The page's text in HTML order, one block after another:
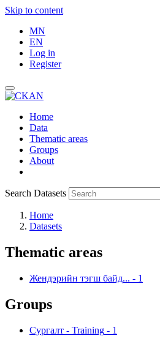
Skip to content
MN
EN
Log in
Register
Home
Data
Thematic areas
Groups
About
Search Datasets
Home
Datasets
Thematic areas
Жендэрийн тэгш байд... - 1
Groups
Сургалт - Training - 1